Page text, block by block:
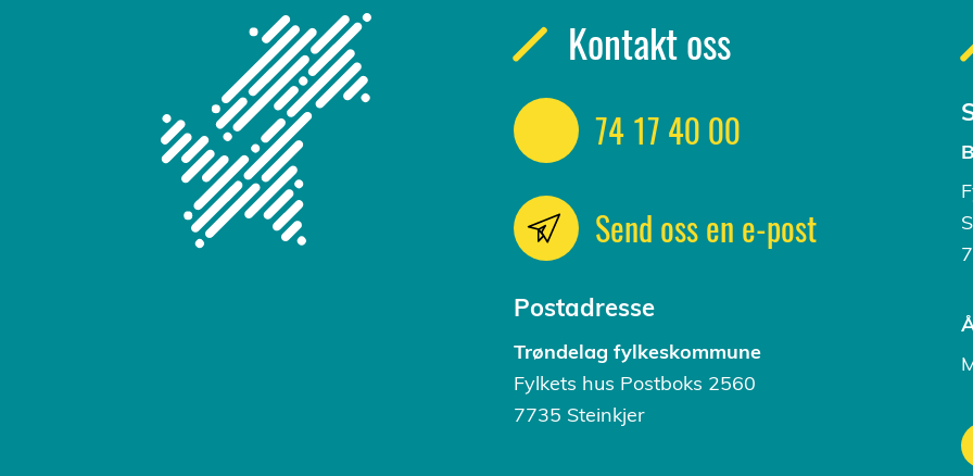
Kontakt oss
74 17 40 00
Send oss en e-post
Postadresse
Trøndelag fylkeskommune
Fylkets hus Postboks 2560
7735 Steinkjer